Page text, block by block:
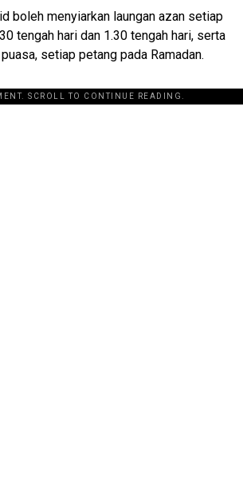
boleh menyiarkan laungan azan setiap
tengah hari dan 1.30 tengah hari, serta
setiap petang pada Ramadan.
SCROLL TO CONTINUE READING.